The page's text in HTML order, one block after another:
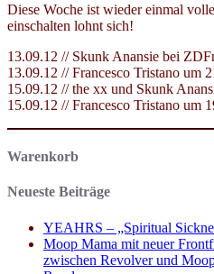
Diese Woche ist wieder einmal
einschalten lohnt sich!
13.09.12 // Skunk Anansie bei
13.09.12 // Francesco Tristano um
15.09.12 // the xx und Skunk
15.09.12 // Francesco Tristano um
Warenkorb
Neueste Beiträge
YEAHRS – „Spiritual
Moop Mama mit neuer
zwischen Revolver und